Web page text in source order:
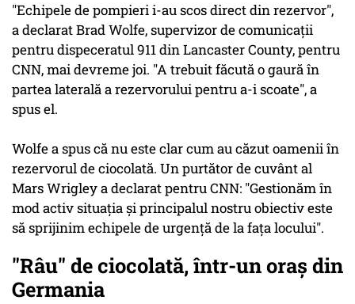
"Echipele de pompieri i-au scos direct din rezervor",
a declarat Brad Wolfe, supervizor de comunicații
pentru dispeceratul 911 din Lancaster County, pentru
CNN, mai devreme joi. "A trebuit făcută o gaură în
partea laterală a rezervorului pentru a-i scoate", a
spus el.
Wolfe a spus că nu este clar cum au căzut oamenii în
rezervorul de ciocolată. Un purtător de cuvânt al
Mars Wrigley a declarat pentru CNN: "Gestionăm în
mod activ situația și principalul nostru obiectiv este
să sprijinim echipele de urgență de la fața locului".
"Râu" de ciocolată, într-un oraş din
Germania